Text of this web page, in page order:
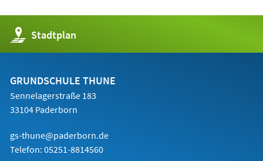
Stadtplan
(Öffnet
in
einem
Tab)
GRUNDSCHULE THUNE
Sennelagerstraße 183
33104 Paderborn
gs-thune@paderborn.de
Telefon: 05251-8814560